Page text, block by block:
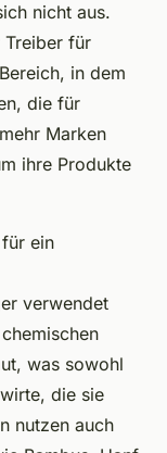
nicht aus.
Treiber für
in dem
die für
Marken
ihre Produkte
ein
verwendet
was sowohl
die sie
nutzen auch